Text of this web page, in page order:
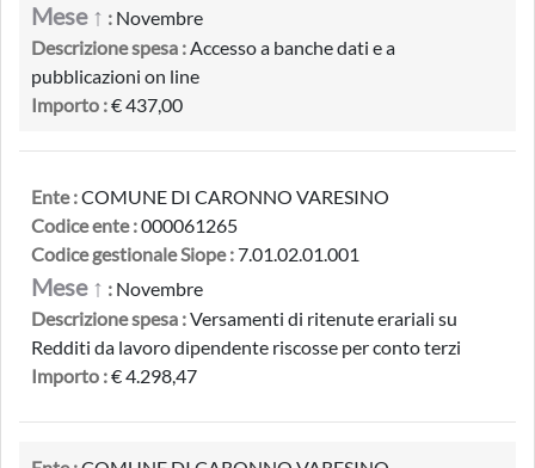
Mese ↑ : Novembre
Descrizione spesa :Accesso a banche dati e a
pubblicazioni on line
Importo :€ 437,00
Ente :COMUNE DI CARONNO VARESINO
Codice ente :000061265
Codice gestionale Siope :7.01.02.01.001
Mese ↑ : Novembre
Descrizione spesa :Versamenti di ritenute erariali su
Redditi da lavoro dipendente riscosse per conto terzi
Importo :€ 4.298,47